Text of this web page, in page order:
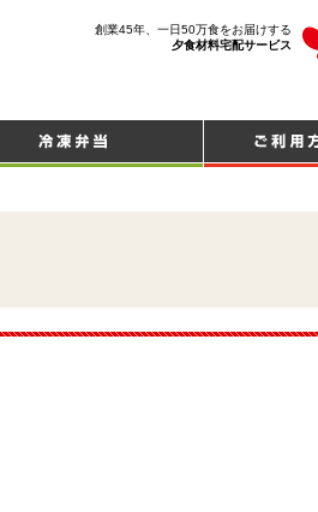
創業45年、一日50万食をお届けする
夕食材料宅配サービス